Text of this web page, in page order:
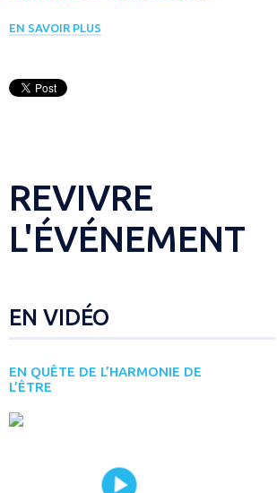
EN SAVOIR PLUS
REVIVRE
L'ÉVÉNEMENT
EN VIDÉO
EN QUÊTE DE L’HARMONIE DE
L’ÊTRE